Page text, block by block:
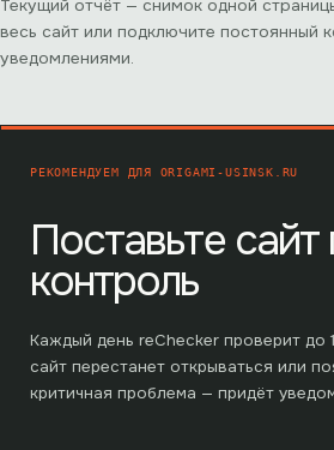
Текущий отчёт — снимок одной
весь сайт или подключите постоянный
уведомлениями.
РЕКОМЕНДУЕМ ДЛЯ ORIGAMI-USINSK.RU
Поставьте сайт
контроль
Каждый день reChecker проверит до
сайт перестанет открываться или
критичная проблема — придёт